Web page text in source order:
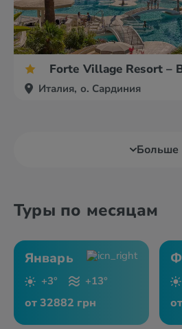
Forte Village Resort –
Италия, о. Сардиния
Больше
Туры по месяцам
Январь
+3° +13°
от 32882 грн